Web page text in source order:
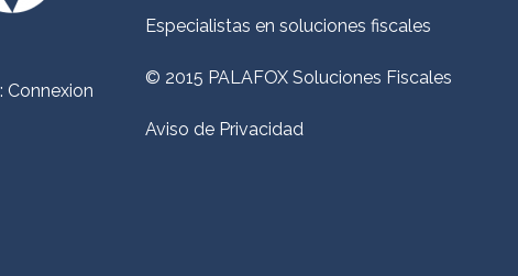
Connexion
Especialistas en soluciones fiscales
© 2015 PALAFOX Soluciones Fiscales
Aviso de Privacidad